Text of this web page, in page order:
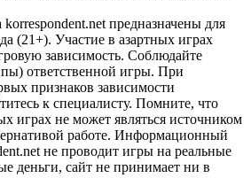
предназначены для
(21+). Участие в азартных играх
зависимость. Соблюдайте
ответственной игры. При
признаков зависимости
к специалисту. Помните, что
играх не может являться источником
работе. Информационный
не проводит игры на реальные
деньги, сайт не принимает ни в